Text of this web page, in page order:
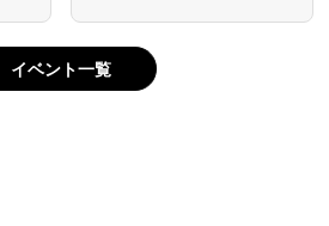
イベント一覧